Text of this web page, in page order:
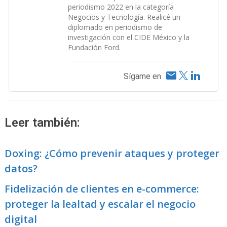
periodismo 2022 en la categoría
Negocios y Tecnología. Realicé un
diplomado en periodismo de
investigación con el CIDE México y la
Fundación Ford.
Sígame en
Leer también:
Doxing: ¿Cómo prevenir ataques y proteger
datos?
Fidelización de clientes en e-commerce:
proteger la lealtad y escalar el negocio
digital